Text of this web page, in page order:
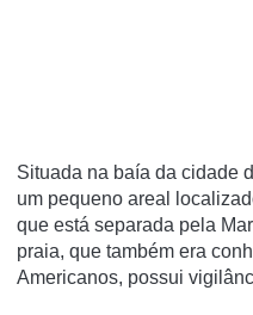
Situada na baía da cidade
um pequeno areal
que está separada pela
praia, que também era
Americanos, possui